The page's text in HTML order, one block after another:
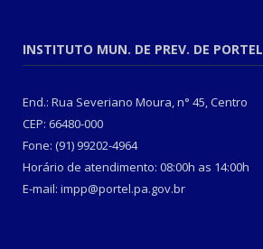
INSTITUTO MUN. DE PREV. DE PORTEL
End.: Rua Severiano Moura, n° 45, Centro
CEP: 66480-000
Fone: (91) 99202-4964
Horário de atendimento: 08:00h as 14:00h
E-mail: impp@portel.pa.gov.br